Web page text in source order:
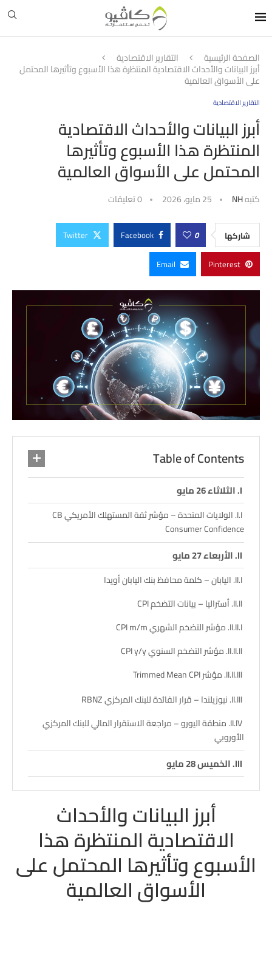
الصفحة الرئيسية التقارير الاقتصادية
أبرز البيانات والأحداث الاقتصادية المنتظرة هذا الأسبوع وتأثيرها المحتمل
على الأسواق العالمية
التقارير الاقتصادية
أبرز البيانات والأحداث الاقتصادية
المنتظرة هذا الأسبوع وتأثيرها
المحتمل على الأسواق العالمية
كتبهNH 25 مايو، 2026 0 تعليقات
شاركها 0
Facebook
Twitter
Pinterest
Email
Table of Contents
الثلاثاء 26 مايو
الولايات المتحدة – مؤشر ثقة المستهلك الأمريكي CB
Consumer Confidence
الأربعاء 27 مايو
اليابان – كلمة محافظ بنك اليابان أويدا
أستراليا – بيانات التضخم CPI
مؤشر التضخم الشهري CPI m/m
مؤشر التضخم السنوي CPI y/y
مؤشر Trimmed Mean CPI
نيوزيلندا – قرار الفائدة للبنك المركزي RBNZ
منطقة اليورو – مراجعة الاستقرار المالي للبنك المركزي
الأوروبي
الخميس 28 مايو
منطقة اليورو – كلمة رئيسة البنك المركزي الأوروبي
كريستين لاغارد
سويسرا – كلمة رئيس البنك الوطني السويسري
الولايات المتحدة – بيانات أمريكية قوية التأثير
مؤشر Core PCE للتضخم الشهري
الناتج المحلي الإجمالي الأمريكي GDP q/q
أبرز البيانات والأحداث
الاقتصادية المنتظرة هذا
الأسبوع وتأثيرها المحتمل على
الأسواق العالمية